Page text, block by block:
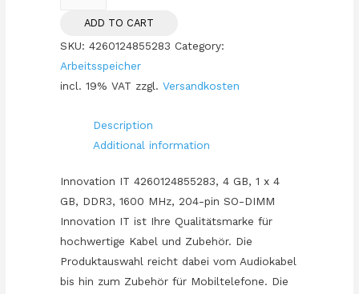
Innovation
IT
CL11
quantity
ADD TO CART
SKU:4260124855283 Category:
Arbeitsspeicher
incl. 19% VAT zzgl.Versandkosten
Description
Additional information
Innovation IT 4260124855283, 4 GB, 1 x 4
GB, DDR3, 1600 MHz, 204-pin SO-DIMM
Innovation IT ist Ihre Qualitätsmarke für
hochwertige Kabel und Zubehör. Die
Produktauswahl reicht dabei vom Audiokabel
bis hin zum Zubehör für Mobiltelefone. Die